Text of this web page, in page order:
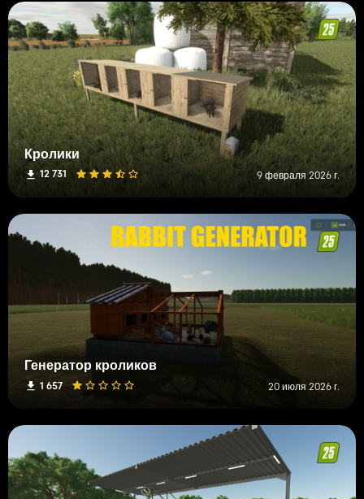
Кролики
12 731 9 февраля 2026 г.
Генератор кроликов
1 657 20 июля 2026 г.